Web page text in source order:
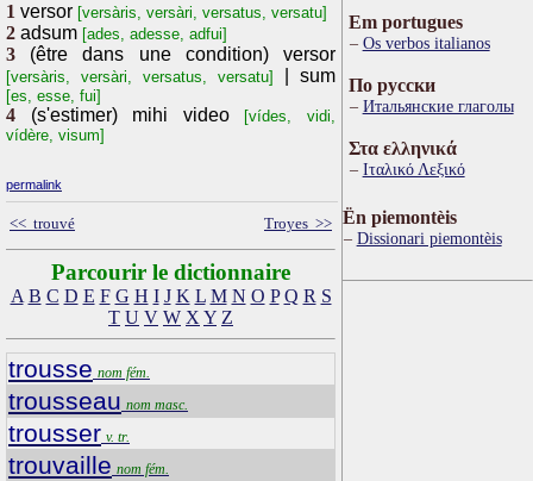
1 versor [versàris, versàri, versatus, versatu]
2 adsum [ades, adesse, adfui]
3 (être dans une condition) versor
[versàris, versàri, versatus, versatu] | sum
[es, esse, fui]
4 (s'estimer) mihi video
[vídes, vidi,
vídère, visum]
permalink
<< trouvé Troyes >>
Parcourir le dictionnaire
A B C D E F G H I J K L M N O P Q R S
T U V W X Y Z
trousse nom fém.
trousseau nom masc.
trousser v. tr.
trouvaille nom fém.
Em portugues
Os verbos italianos
По русски
Итальянские глаголы
Στα ελληνικά
Ιταλικό Λεξικό
Ën piemontèis
Dissionari piemontèis